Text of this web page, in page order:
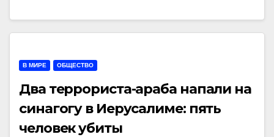
В МИРЕ ОБЩЕСТВО
Два террориста-араба напали на
синагогу в Иерусалиме: пять
человек убиты